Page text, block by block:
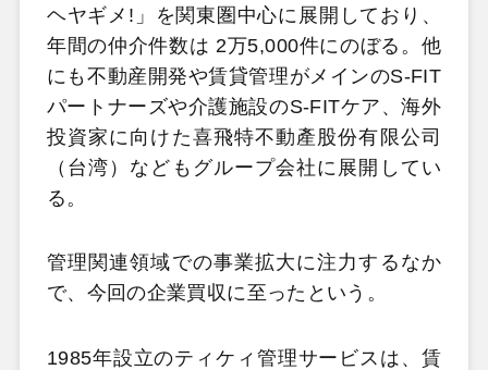
ヘヤギメ!」を関東圏中心に展開しており、
年間の仲介件数は 2万5,000件にのぼる。他
にも不動産開発や賃貸管理がメインのS-FIT
パートナーズや介護施設のS-FITケア、海外
投資家に向けた喜飛特不動產股份有限公司
（台湾）などもグループ会社に展開してい
る。
管理関連領域での事業拡大に注力するなか
で、今回の企業買収に至ったという。
1985年設立のティケィ管理サービスは、賃